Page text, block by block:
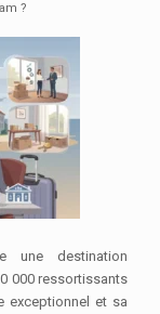
?
une destination
000 ressortissants
exceptionnel et sa